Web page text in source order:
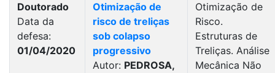
Doutorado
Data da
defesa:
01/04/2020
Otimização de
risco de treliças
sob colapso
progressivo
Autor: PEDROSA,
Otimização de
Risco.
Estruturas de
Treliças. Análise
Mecânica Não